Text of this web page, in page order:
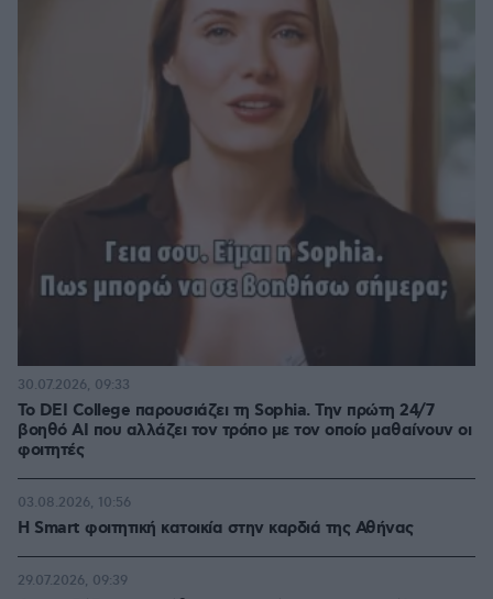
Το DEI College παρουσιάζει τη Sophia. Την πρώτη 24/7
βοηθό AI που αλλάζει τον τρόπο με τον οποίο μαθαίνουν οι
φοιτητές
30.07.2026, 09:33
Η Smart φοιτητική κατοικία στην καρδιά της Αθήνας
03.08.2026, 10:56
29.07.2026, 09:39